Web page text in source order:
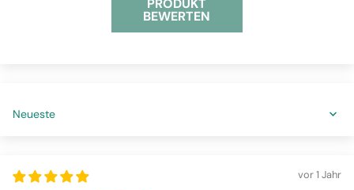
BEWERTEN
Sort by
vor 1 Jahr